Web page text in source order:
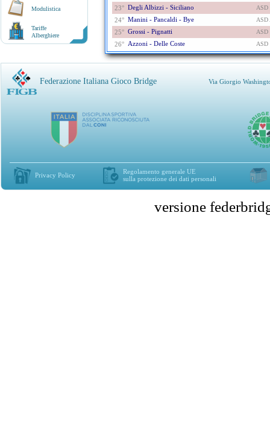
Modulistica
Tariffe
Alberghiere
23° Degli Albizzi - Siciliano ASD
24° Manini - Pancaldi - Bye ASD
25° Grossi - Pignatti ASD
26° Azzoni - Delle Coste ASD
Federazione Italiana Gioco Bridge Via Giorgio
Privacy Policy
Regolamento generale UE
sulla protezione dei dati personali
versione